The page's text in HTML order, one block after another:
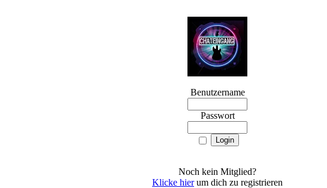
Benutzername
Passwort
Noch kein Mitglied?
Klicke hierum dich zu registrieren